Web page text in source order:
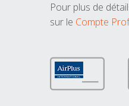
Pour plus de
sur le Compte